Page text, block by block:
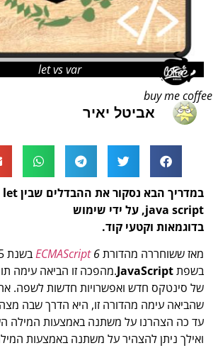
let vs var
אביטל יאיר
java script, על ידי שימוש
בדוגמאות וקטעי קוד.
מאז ששוחררה מהדורת
ECMAScript6
בשפתJavaScript.מהפכה זו הביאה עימה
של סינטקס חדש ואפשרויות חדשות לשפה.
שהביאה עימה מהדורה זו, היא הדרך שבה
עד כה הצהרנו על משתנה באמצעות המילה
ואילך ניתן להצהיר על משתנה באמצעות
buy me coffee